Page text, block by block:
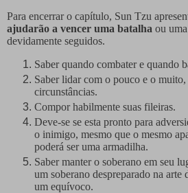
Para encerrar o capítulo, Sun Tzu
ajudarão a vencer uma batalha ou
devidamente seguidos.
Saber quando combater e quando
Saber lidar com o pouco e o muito,
circunstâncias.
Compor habilmente suas fileiras.
Deve-se se esta pronto para
o inimigo, mesmo que o mesmo
poderá ser uma armadilha.
Saber manter o soberano em seu
um soberano despreparado na arte
um equívoco.